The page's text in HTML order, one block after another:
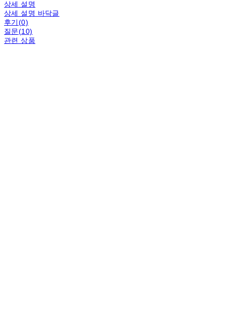
상세 설명
상세 설명 바닥글
후기(0)
질문(10)
관련 상품